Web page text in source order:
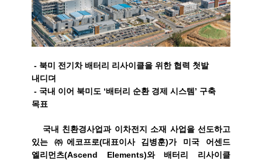
- 북미 전기차 배터리 리사이클을 위한 협력 첫발
내디뎌
- 국내 이어 북미도 ‘배터리 순환 경제 시스템 ’ 구축
목표
국내 친환경사업과 이차전지 소재 사업을 선도하고
있는 ㈜에코프로(대표이사 김병훈)가 미국 어센드
엘리먼츠(Ascend Elements)와 배터리 리사이클